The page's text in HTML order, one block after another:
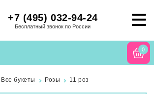
+7 (495) 032-94-24
Бесплатный звонок по России
0
Все букеты Розы 11 роз